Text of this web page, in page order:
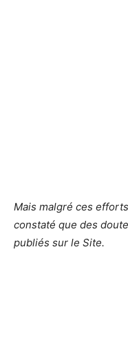
Mais malgré ces
constaté que des
publiés sur le Site.